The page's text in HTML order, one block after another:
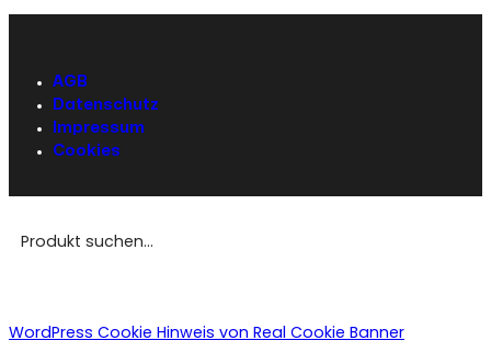
AGB
Datenschutz
Impressum
Cookies
WordPress Cookie Hinweis von Real Cookie Banner